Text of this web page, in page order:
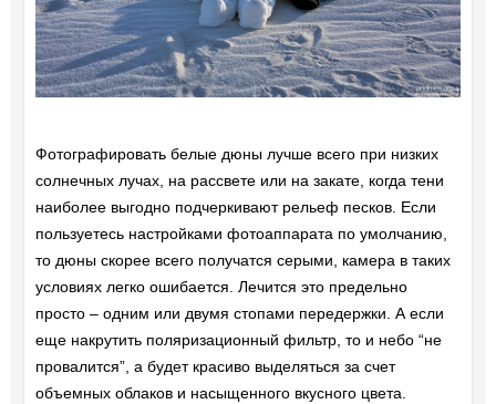
Фотографировать белые дюны лучше всего при низких
солнечных лучах, на рассвете или на закате, когда тени
наиболее выгодно подчеркивают рельеф песков. Если
пользуетесь настройками фотоаппарата по умолчанию,
то дюны скорее всего получатся серыми, камера в таких
условиях легко ошибается. Лечится это предельно
просто – одним или двумя стопами передержки. А если
еще накрутить поляризационный фильтр, то и небо “не
провалится”, а будет красиво выделяться за счет
объемных облаков и насыщенного вкусного цвета.